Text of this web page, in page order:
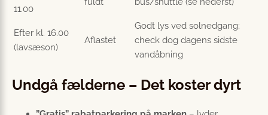
11.00
Efter kl. 16.00
(lavsæson)
Aflastet
Godt lys ved solnedgang;
check dog dagens sidste
vandåbning
Undgå fælderne – Det koster dyrt